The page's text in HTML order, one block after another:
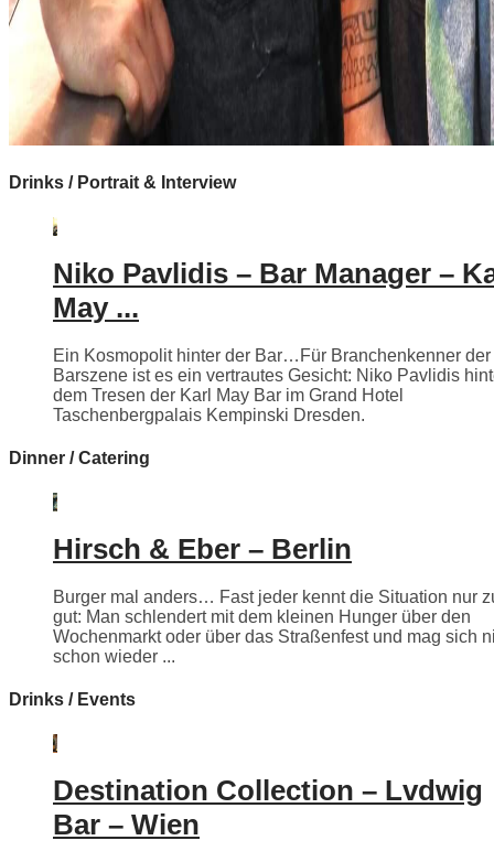
Drinks / Portrait & Interview
Niko Pavlidis – Bar Manager –
May ...
Ein Kosmopolit hinter der Bar…Für Branchenkenner der
Barszene ist es ein vertrautes Gesicht: Niko Pavlidis
dem Tresen der Karl May Bar im Grand Hotel
Taschenbergpalais Kempinski Dresden.
Dinner / Catering
Hirsch & Eber – Berlin
Burger mal anders… Fast jeder kennt die Situation nur
gut: Man schlendert mit dem kleinen Hunger über den
Wochenmarkt oder über das Straßenfest und mag sich
schon wieder ...
Drinks / Events
Destination Collection – Lvdwig
Bar – Wien